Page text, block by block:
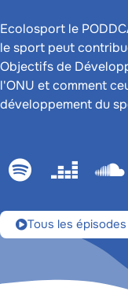
Ecolosport le
le sport peut
Objectifs de
l'ONU et comment
développement du
Tous les épisodes